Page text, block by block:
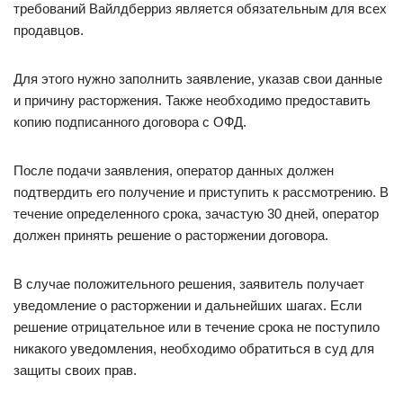
требований Вайлдберриз является обязательным для всех
продавцов.
Для этого нужно заполнить заявление, указав свои данные
и причину расторжения. Также необходимо предоставить
копию подписанного договора с ОФД.
После подачи заявления, оператор данных должен
подтвердить его получение и приступить к рассмотрению. В
течение определенного срока, зачастую 30 дней, оператор
должен принять решение о расторжении договора.
В случае положительного решения, заявитель получает
уведомление о расторжении и дальнейших шагах. Если
решение отрицательное или в течение срока не поступило
никакого уведомления, необходимо обратиться в суд для
защиты своих прав.